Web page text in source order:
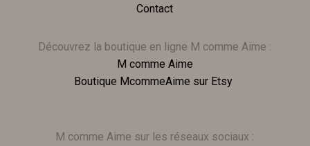
Contact
Découvrez la boutique en ligne M comme Aime :
M comme Aime
Boutique McommeAime sur Etsy
M comme Aime sur les réseaux sociaux :